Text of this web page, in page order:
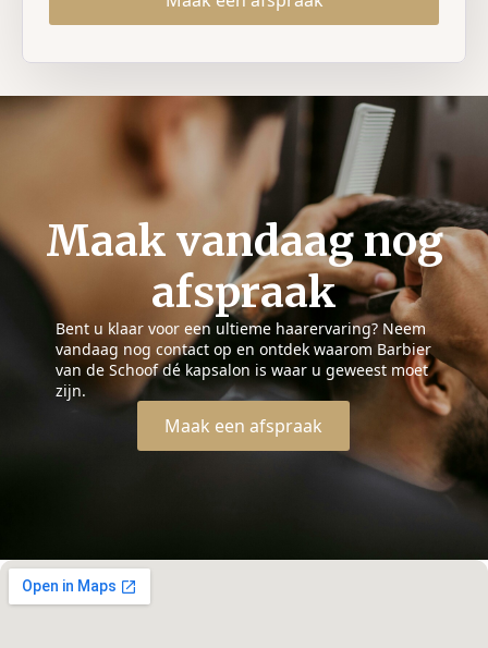
Maak vandaag nog
afspraak
Bent u klaar voor een ultieme haarervaring? Neem
vandaag nog contact op en ontdek waarom Barbier
van de Schoof dé kapsalon is waar u geweest moet
zijn.
Maak een afspraak